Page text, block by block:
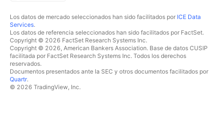
Los datos de mercado seleccionados han sido facilitados por ICE Data
Services.
Los datos de referencia seleccionados han sido facilitados por FactSet.
Copyright © 2026 FactSet Research Systems Inc.
Copyright © 2026, American Bankers Association. Base de datos CUSIP
facilitada por FactSet Research Systems Inc. Todos los derechos
reservados.
Documentos presentados ante la SEC y otros documentos facilitados por
Quartr.
© 2026 TradingView, Inc.